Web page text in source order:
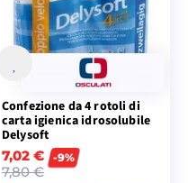
Confezione da 4 rotoli di
carta igienica idrosolubile
Delysoft
7,02 €
7,80 €
-9%